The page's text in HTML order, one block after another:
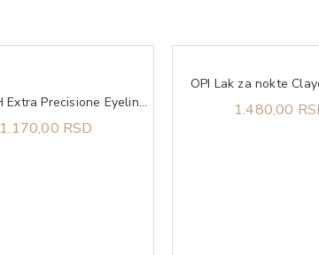
DEBORAH Extra Precisione Eyeliner black
1.170,00 RSD
OPI Lak za nokte
1.480,00